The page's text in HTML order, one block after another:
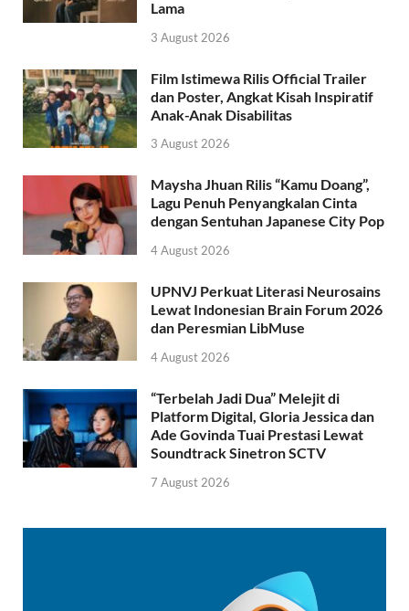
Lama
3 August 2026
Film Istimewa Rilis Official Trailer
dan Poster, Angkat Kisah Inspiratif
Anak-Anak Disabilitas
3 August 2026
Maysha Jhuan Rilis “Kamu Doang”,
Lagu Penuh Penyangkalan Cinta
dengan Sentuhan Japanese City Pop
4 August 2026
UPNVJ Perkuat Literasi Neurosains
Lewat Indonesian Brain Forum 2026
dan Peresmian LibMuse
4 August 2026
“Terbelah Jadi Dua” Melejit di
Platform Digital, Gloria Jessica dan
Ade Govinda Tuai Prestasi Lewat
Soundtrack Sinetron SCTV
7 August 2026